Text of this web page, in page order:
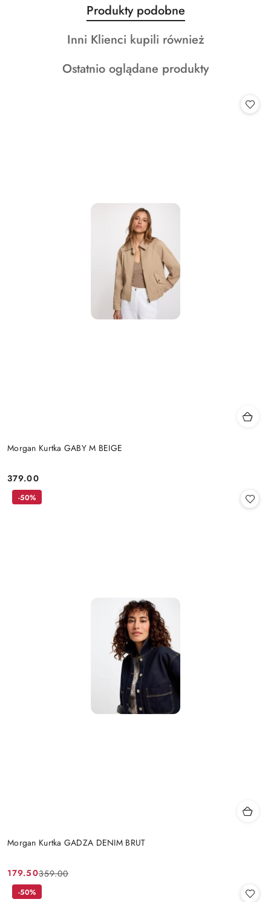
Pomiń karuzelę produktów
Produkty
o
statusie:
Produkty podobne
Produkty
statusie:
Inni Klienci kupili również
Produkty
Ostatnio oglądane produkty
Morgan Kurtka GABY M BEIGE
Cena:
379.00
Morgan Kurtka GADZA DENIM BRUT
Cena
promocyjna:
179.50
Cena
przed
359.00
-50%
-50%